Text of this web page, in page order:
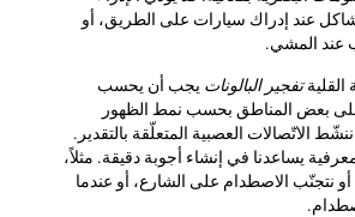
عند إدراك سيارات على الطريق، أو
عند المشي.
القليةتفجير البالونات يجب أن يحسب
على بعض المناطق بحسب نمط الظهور
الاتّصالات العصبية المتعلّقة بالتقدير.
يساعدنا في إنشاء أجوبة دقيقة. مثلاً،
نتجنّب الاصطدام على الشارع، أو عندما